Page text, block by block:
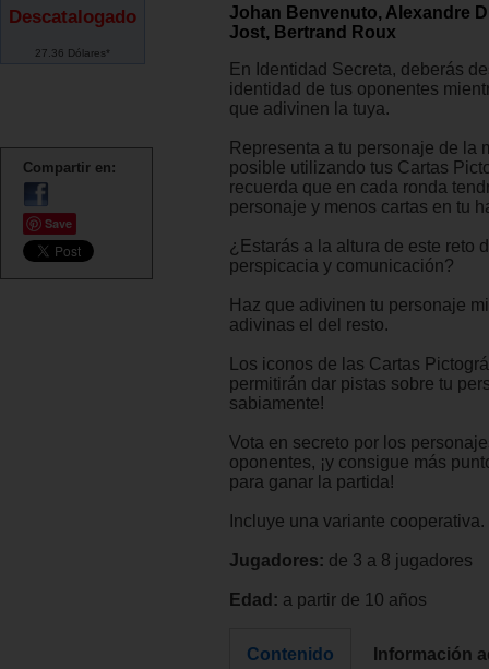
Descatalogado
27.36 Dólares*
Compartir en:
Save
Johan Benvenuto, Alexandre
Jost, Bertrand Roux
En Identidad Secreta, deberás
identidad de tus oponentes
que adivinen la tuya.
Representa a tu personaje de la
posible utilizando tus Cartas
recuerda que en cada ronda
personaje y menos cartas en tu
¿Estarás a la altura de este reto
perspicacia y comunicación?
Haz que adivinen tu personaje
adivinas el del resto.
Los iconos de las Cartas
permitirán dar pistas sobre tu
sabiamente!
Vota en secreto por los
oponentes, ¡y consigue más
para ganar la partida!
Incluye una variante cooperativa.
Jugadores: de 3 a 8 jugadores
Edad: a partir de 10 años
Contenido Información